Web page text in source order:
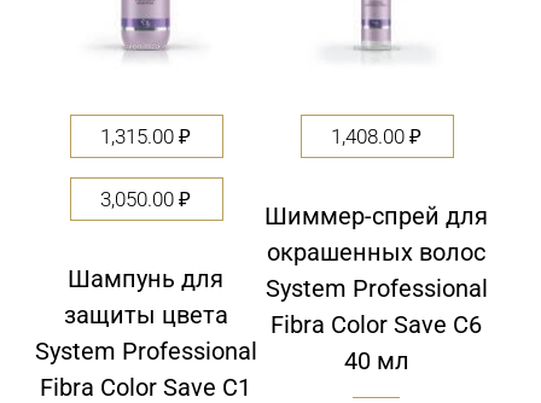
1,315.00₽
3,050.00₽
Шампунь для
защиты цвета
System Professional
Fibra Color Save C1
1,408.00₽
Шиммер-спрей для
окрашенных волос
System Professional
Fibra Color Save C6
40 мл